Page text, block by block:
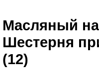
Масляный
Шестерня
(12)